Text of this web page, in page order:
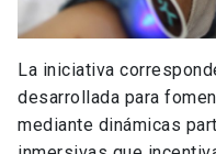
La iniciativa
desarrollada para
mediante dinámicas